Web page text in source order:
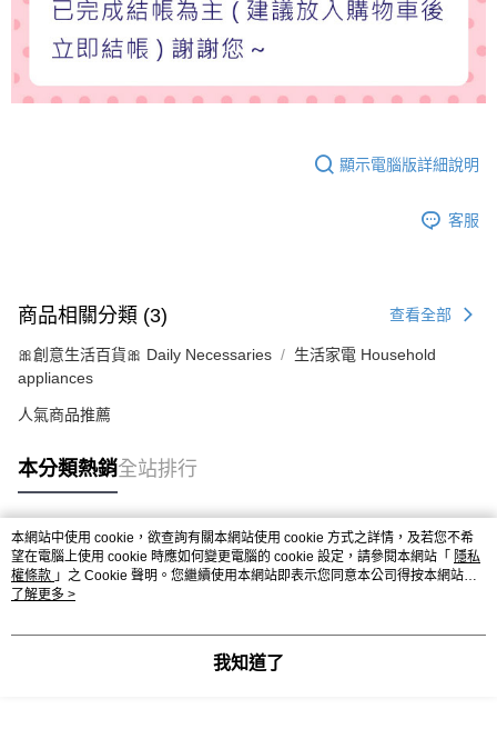
顯示電腦版詳細說明
客服
商品相關分類 (3) 查看全部
🎀創意生活百貨🎀 Daily Necessaries
生活家電 Household
appliances
人氣商品推薦
本分類熱銷全站排行
熱門標籤
本網站中使用 cookie，欲查詢有關本網站使用 cookie 方式之詳情，及若您不希
望在電腦上使用 cookie 時應如何變更電腦的 cookie 設定，請參閱本網站「 隱私
權條款 」之 Cookie 聲明。您繼續使用本網站即表示您同意本公司得按本網站使
用條款之 Cookie 聲明使用 cookie。
了解更多 >
我知道了